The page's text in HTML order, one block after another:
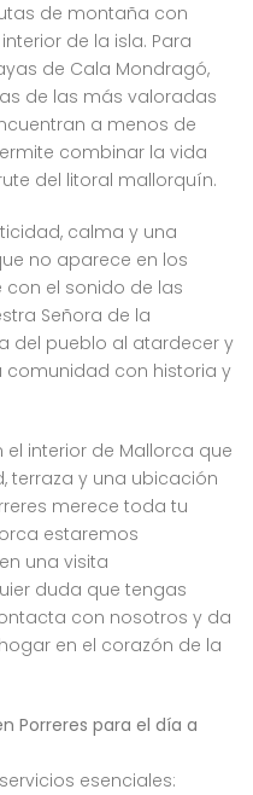
de montaña con
de la isla. Para
de Cala Mondragó,
de las más valoradas
a menos de
combinar la vida
del litoral mallorquín.
calma y una
no aparece en los
con el sonido de las
Señora de la
del pueblo al atardecer y
comunidad con historia y
el interior de Mallorca que
terraza y una ubicación
merece toda tu
estaremos
una visita
duda que tengas
con nosotros y da
en el corazón de la
Porreres para el día a
esenciales: